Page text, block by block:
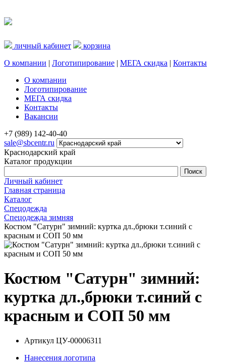
личный кабинет
корзина
О компании | Логотипирование | МЕГА скидка | Контакты
О компании
Логотипирование
МЕГА скидка
Контакты
Вакансии
+7 (989) 142-40-40
sale@sbcentr.ru
Краснодарский край
Каталог продукции
Личный кабинет
Главная страница
Каталог
Спецодежда
Спецодежда зимняя
Костюм "Сатурн" зимний: куртка дл.,брюки т.синий с
красным и СОП 50 мм
Костюм "Сатурн" зимний:
куртка дл.,брюки т.синий с
красным и СОП 50 мм
Артикул ЦУ-00006311
Нанесения логотипа